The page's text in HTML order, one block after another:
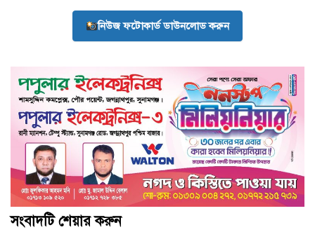
নিউজ ফটোকার্ড ডাউনলোড করুন
সংবাদটি শেয়ার করুন